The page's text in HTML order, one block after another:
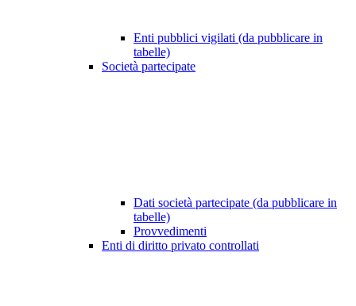
Enti pubblici vigilati (da pubblicare in
tabelle)
Società partecipate
Dati società partecipate (da pubblicare in
tabelle)
Provvedimenti
Enti di diritto privato controllati